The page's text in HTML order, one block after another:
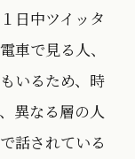
日中ツイッタ
車で見る人、
いるため、時
異なる層の人
話されている